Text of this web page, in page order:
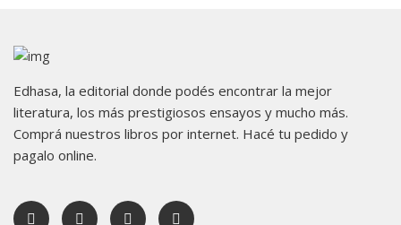
Edhasa, la editorial donde podés encontrar la mejor
literatura, los más prestigiosos ensayos y mucho más.
Comprá nuestros libros por internet. Hacé tu pedido y
pagalo online.